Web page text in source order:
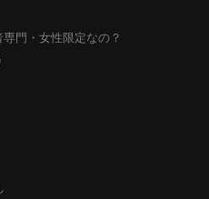
門・女性限定なの？